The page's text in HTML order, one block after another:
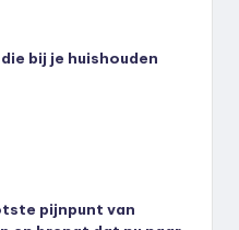
bij je huishouden
pijnpunt van